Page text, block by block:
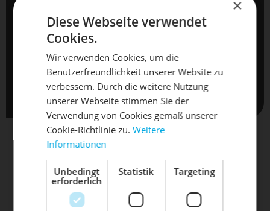
X
DIE SONNE LACHT, DEIN
RAD ERWACHT
Mach dein Bike frühlingsfit - gönn
ihm den Service, den es verdient!
Dein Bike braucht Service, Wartung
oder ein Update?
Termine sind erst nach schriftlicher Bestätigung verbindlich .
Mit dem Absenden Ihrer Anfrage, akzeptieren Sie
automatisch unsereAGBundDatenschutzbestimmungen
UNSERE FAHRRAD - MARKEN
×
Diese Webseite verwendet
Cookies.
Wir verwenden Cookies, um die
Benutzerfreundlichkeit unserer Website zu
verbessern. Durch die weitere Nutzung
unserer Webseite stimmen Sie der
Verwendung von Cookies gemäß unserer
Cookie-Richtlinie zu.Weitere
Informationen
Unbedingt
erforderlich
Statistik Targeting